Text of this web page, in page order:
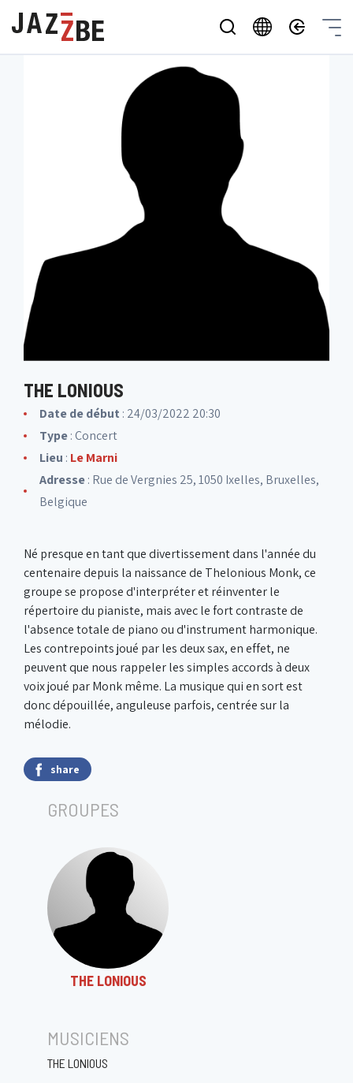
THE LONIOUS
Date de début : 24/03/2022 20:30
Type: Concert
Lieu : Le Marni
Adresse: Rue de Vergnies 25, 1050 Ixelles, Bruxelles,
Belgique
Né presque en tant que divertissement dans l'année du
centenaire depuis la naissance de Thelonious Monk, ce
groupe se propose d'interpréter et réinventer le
répertoire du pianiste, mais avec le fort contraste de
l'absence totale de piano ou d'instrument harmonique.
Les contrepoints joué par les deux sax, en effet, ne
peuvent que nous rappeler les simples accords à deux
voix joué par Monk même. La musique qui en sort est
donc dépouillée, anguleuse parfois, centrée sur la
mélodie.
share
GROUPES
THE LONIOUS
MUSICIENS
THE LONIOUS